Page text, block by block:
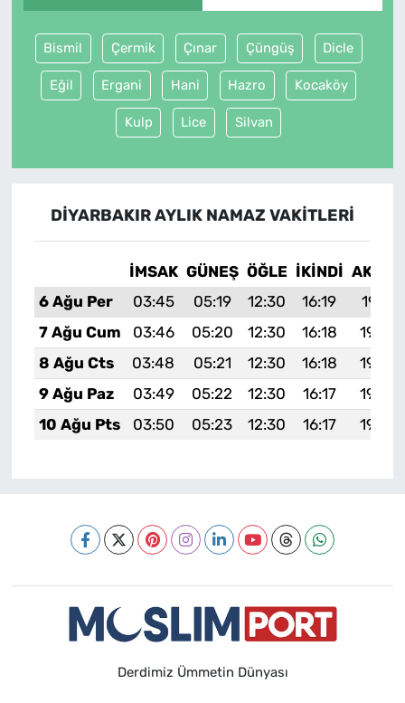
Bismil Çermik Çınar Çüngüş Dicle
Eğil Ergani Hani Hazro Kocaköy
Kulp Lice Silvan
DIYARBAKIR AYLIK NAMAZ VAKITLERI
İMSAK GÜNEŞ ÖĞLE İKINDI AKŞAM
6 Ağu Per
03:45 05:19 12:30 16:19
19:31
7 Ağu Cum
03:46 05:20 12:30 16:18
19:30
8 Ağu Cts
03:48 05:21 12:30 16:18
19:29
9 Ağu Paz
03:49 05:22 12:30 16:17
19:28
10 Ağu Pts
03:50 05:23 12:30 16:17 19:26
Derdimiz Ümmetin Dünyası